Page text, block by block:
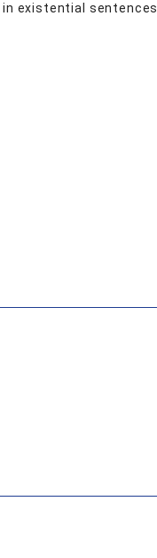
existential sentences